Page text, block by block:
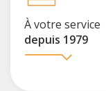
À votre service
depuis 1979